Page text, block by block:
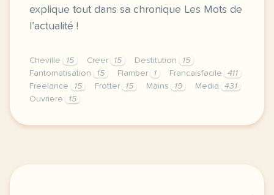
explique tout dans sa chronique Les Mots de
l’actualité !
Cheville 15 Creer 15 Destitution
15
Fantomatisation
15 Flamber 1 Francaisfacile
411
Freelance
15 Frotter 15 Mains 19 Media
431
Ouvriere
15
exercice b1 flamber flambeur flambee on